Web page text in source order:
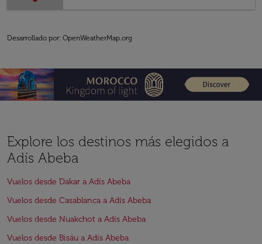
Desarrollado por: OpenWeatherMap.org
Explore los destinos más elegidos a
Adís Abeba
Vuelos desde Dakar a Adís Abeba
Vuelos desde Casablanca a Adís Abeba
Vuelos desde Nuakchot a Adís Abeba
Vuelos desde Bisáu a Adís Abeba